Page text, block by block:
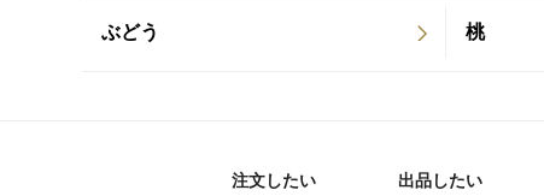
ぶどう 桃
注文したい 出品したい